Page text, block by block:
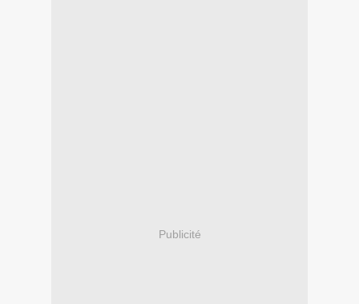
Publicité